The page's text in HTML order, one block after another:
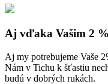
Aj vďaka Vašim 2
Aj my potrebujeme Vaše
Nám v Tichu k šťastiu
budú v dobrých rukách.